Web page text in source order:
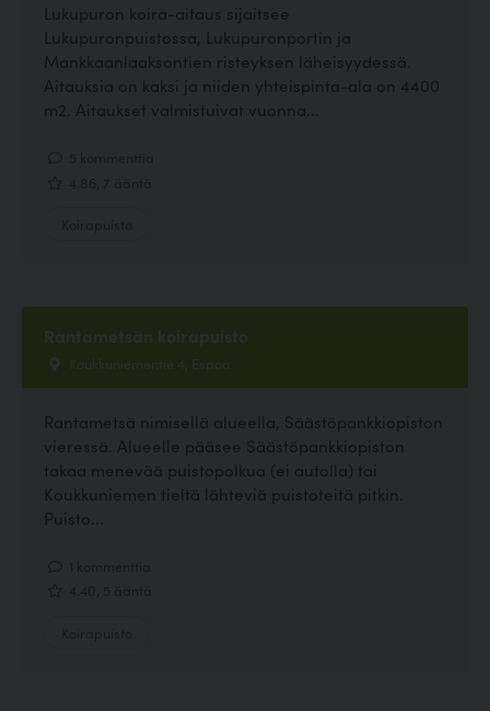
Lukupuron koira-aitaus sijaitsee
Lukupuronpuistossa, Lukupuronportin ja
Mankkaanlaaksontien risteyksen läheisyydessä.
Aitauksia on kaksi ja niiden yhteispinta-ala on 4400
m2. Aitaukset valmistuivat vuonna...
Rantametsän koirapuisto
Koukkuniementie 4, Espoo
Rantametsä nimisellä alueella, Säästöpankkiopiston
vieressä. Alueelle pääsee Säästöpankkiopiston
takaa menevää puistopolkua (ei autolla) tai
Koukkuniemen tieltä lähteviä puistoteitä pitkin.
Puisto...